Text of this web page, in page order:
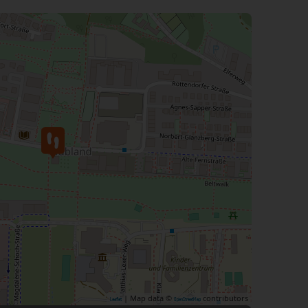
Leaflet | Map data © OpenStreetMap contributors